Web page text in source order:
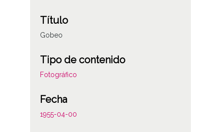
Título
Gobeo
Tipo de contenido
Fotográfico
Fecha
1955-04-00